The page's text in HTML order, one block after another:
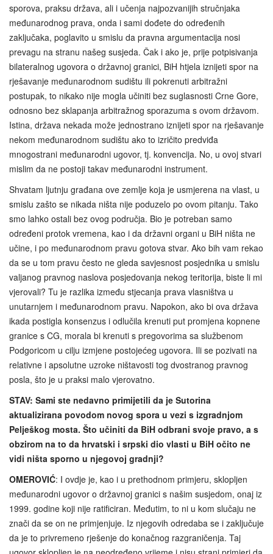
sporova, praksu država, ali i učenja najpozvanijih stručnjaka
međunarodnog prava, onda i sami dođete do određenih
zaključaka, poglavito u smislu da pravna argumentacija nosi
prevagu na stranu našeg susjeda. Čak i ako je, prije potpisivanja
bilateralnog ugovora o državnoj granici, BiH htjela iznijeti spor na
rješavanje međunarodnom sudištu ili pokrenuti arbitražni
postupak, to nikako nije mogla učiniti bez suglasnosti Crne Gore,
odnosno bez sklapanja arbitražnog sporazuma s ovom državom.
Istina, država nekada može jednostrano iznijeti spor na rješavanje
nekom međunarodnom sudištu ako to izričito predviđa
mnogostrani međunarodni ugovor, tj. konvencija. No, u ovoj stvari
mislim da ne postoji takav međunarodni instrument.
Shvatam ljutnju građana ove zemlje koja je usmjerena na vlast, u
smislu zašto se nikada ništa nije poduzelo po ovom pitanju. Tako
smo lahko ostali bez ovog područja. Bio je potreban samo
određeni protok vremena, kao i da državni organi u BiH ništa ne
učine, i po međunarodnom pravu gotova stvar. Ako bih vam rekao
da se u tom pravu često ne gleda savjesnost posjednika u smislu
valjanog pravnog naslova posjedovanja nekog teritorija, biste li mi
vjerovali? Tu je razlika između stjecanja prava vlasništva u
unutarnjem i međunarodnom pravu. Napokon, ako bi ova država
ikada postigla konsenzus i odlučila krenuti put promjena kopnene
granice s CG, morala bi krenuti s pregovorima sa službenom
Podgoricom u cilju izmjene postojećeg ugovora. Ili se pozivati na
relativne i apsolutne uzroke ništavosti tog dvostranog pravnog
posla, što je u praksi malo vjerovatno.
STAV: Sami ste nedavno primijetili da je Sutorina
aktualizirana povodom novog spora u vezi s izgradnjom
Pelješkog mosta. Što učiniti da BiH odbrani svoje pravo, a s
obzirom na to da hrvatski i srpski dio vlasti u BiH očito ne
vidi ništa sporno u njegovoj gradnji?
OMEROVIĆ: I ovdje je, kao i u prethodnom primjeru, sklopljen
međunarodni ugovor o državnoj granici s našim susjedom, onaj iz
1999. godine koji nije ratificiran. Međutim, to ni u kom slučaju ne
znači da se on ne primjenjuje. Iz njegovih odredaba se i zaključuje
da je to privremeno rješenje do konačnog razgraničenja. Taj